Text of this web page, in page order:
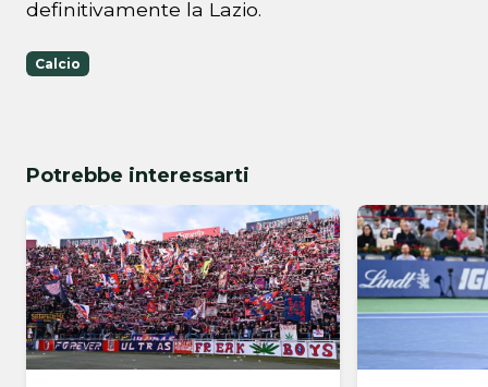
definitivamente la Lazio.
Calcio
Potrebbe interessarti